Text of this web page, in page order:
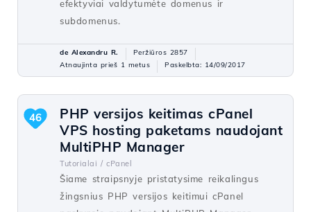
efektyviai valdytumėte domenus ir
subdomenus.
de Alexandru R.
Peržiūros 2857
Atnaujinta prieš 1 metus
Paskelbta: 14/09/2017
PHP versijos keitimas cPanel
VPS hosting paketams naudojant
MultiPHP Manager
Tutorialai / cPanel
Šiame straipsnyje pristatysime reikalingus
žingsnius PHP versijos keitimui cPanel
46